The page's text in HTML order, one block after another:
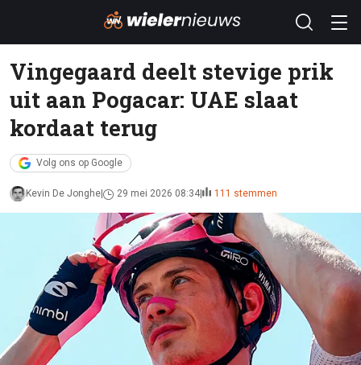
Vingegaard deelt stevige prik
uit aan Pogacar: UAE slaat
kordaat terug
Volg ons op Google
Kevin De Jonghe 29 mei 2026 08:34 111 stemmen